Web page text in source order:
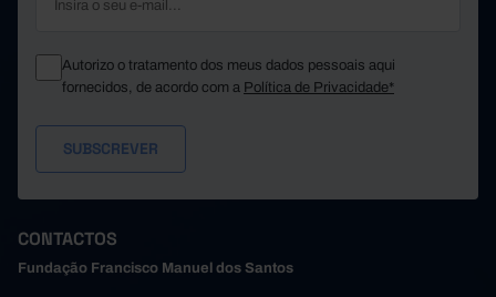
Autorizo o tratamento dos meus dados pessoais aqui
fornecidos, de acordo com a Política de Privacidade*
CONTACTOS
Fundação Francisco Manuel dos Santos